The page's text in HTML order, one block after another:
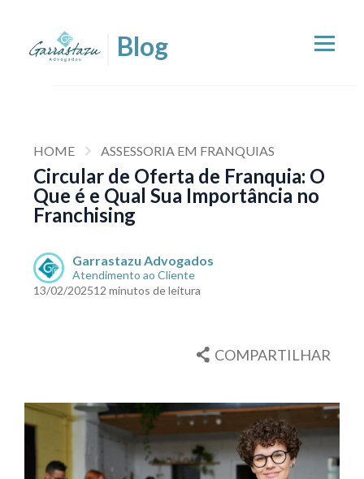
HOME ASSESSORIA EM FRANQUIAS
Circular de Oferta de Franquia: O
Que é e Qual Sua Importância no
Franchising
Garrastazu Advogados
Atendimento ao Cliente
13/02/202512 minutos de leitura
COMPARTILHAR